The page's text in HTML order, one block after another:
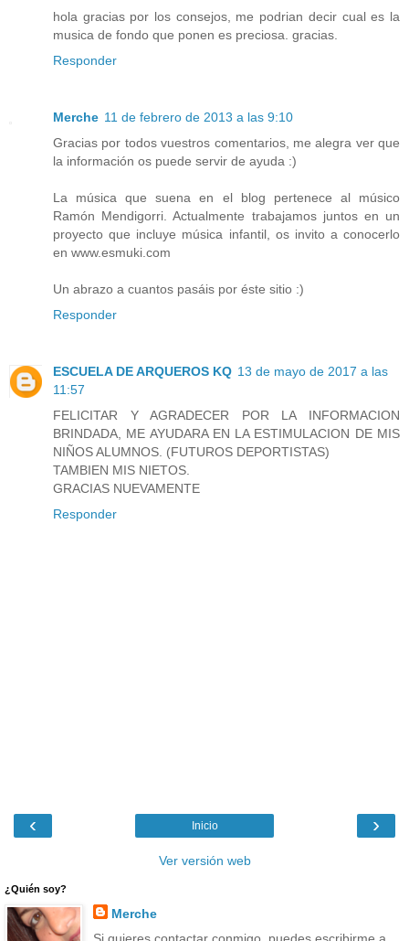
hola gracias por los consejos, me podrian decir cual es la
musica de fondo que ponen es preciosa. gracias.
Responder
Merche 11 de febrero de 2013 a las 9:10
Gracias por todos vuestros comentarios, me alegra ver que
la información os puede servir de ayuda :)
La música que suena en el blog pertenece al músico
Ramón Mendigorri. Actualmente trabajamos juntos en un
proyecto que incluye música infantil, os invito a conocerlo
en www.esmuki.com
Un abrazo a cuantos pasáis por éste sitio :)
Responder
ESCUELA DE ARQUEROS KQ 13 de mayo de 2017 a las
11:57
FELICITAR Y AGRADECER POR LA INFORMACION
BRINDADA, ME AYUDARA EN LA ESTIMULACION DE MIS
NIÑOS ALUMNOS. (FUTUROS DEPORTISTAS)
TAMBIEN MIS NIETOS.
GRACIAS NUEVAMENTE
Responder
‹ ›
Inicio
Ver versión web
¿Quién soy?
Merche